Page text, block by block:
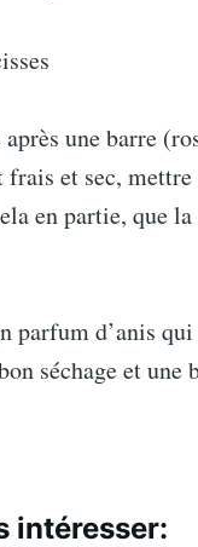
une barre
frais et sec,
en partie, que
parfum d’anis qui
séchage et une
intéresser: